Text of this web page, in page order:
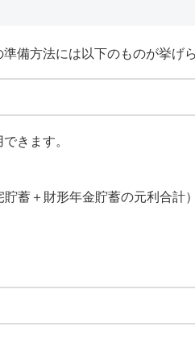
備方法には以下のものが挙げら
きます。
蓄＋財形年金貯蓄の元利合計）